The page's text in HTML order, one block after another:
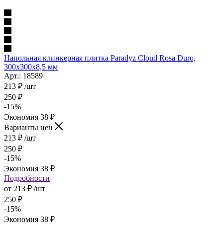
Напольная клинкерная плитка Paradyz Cloud Rosa Duro,
300x300x8,5 мм
Арт.: 18589
213 ₽ /шт
250 ₽
-15%
Экономия 38 ₽
Варианты цен
213 ₽ /шт
250 ₽
-15%
Экономия 38 ₽
Подробности
от 213 ₽ /шт
250 ₽
-15%
Экономия 38 ₽